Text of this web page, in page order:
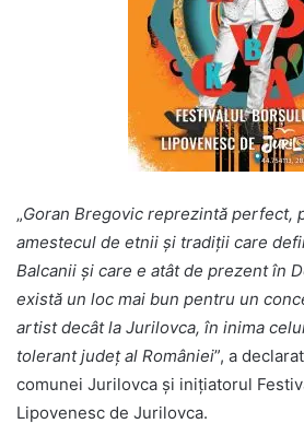
„Goran Bregovic reprezintă perfect,
amestecul de etnii și tradiții care
Balcanii și care e atât de prezent în
există un loc mai bun pentru un
artist decât la Jurilovca, în inima
tolerant județ al României”, a
comunei Jurilovca și inițiatorul
Lipovenesc de Jurilovca.